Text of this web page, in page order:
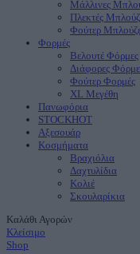
Μάλλινες
Πλεκτές
Φούτερ
Φορμές
Βελουτέ Φόρμες
Διάφορες
Φούτερ Φορμές
XL Μεγέθη
Πανωφόρια
STOCKΗΟΤ
Aξεσουάρ
Κοσμήματα
Βραχιόλια
Δαχτυλίδια
Κολιέ
Σκουλαρίκια
Καλάθι Αγορών
Κλείσιμο
Shop